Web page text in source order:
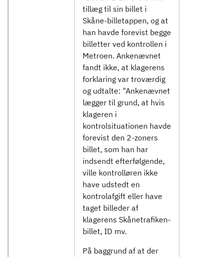
tillæg til sin billet i
Skåne-billetappen, og at
han havde forevist begge
billetter ved kontrollen i
Metroen. Ankenævnet
fandt ikke, at klagerens
forklaring var troværdig
og udtalte: "Ankenævnet
lægger til grund, at hvis
klageren i
kontrolsituationen havde
forevist den 2-zoners
billet, som han har
indsendt efterfølgende,
ville kontrolløren ikke
have udstedt en
kontrolafgift eller have
taget billeder af
klagerens Skånetrafiken-
billet, ID mv.
På baggrund af at der